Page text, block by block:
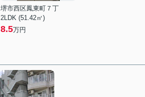
堺市西区鳳東町７丁
2LDK (51.42㎡)
8.5万円